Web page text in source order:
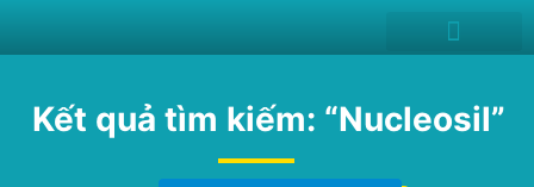
Kết quả tìm kiếm: “Nucleosil”